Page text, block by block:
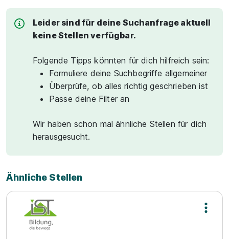
Leider sind für deine Suchanfrage aktuell
keine Stellen verfügbar.
Folgende Tipps könnten für dich hilfreich sein:
Formuliere deine Suchbegriffe allgemeiner
Überprüfe, ob alles richtig geschrieben ist
Passe deine Filter an
Wir haben schon mal ähnliche Stellen für dich
herausgesucht.
Ähnliche Stellen